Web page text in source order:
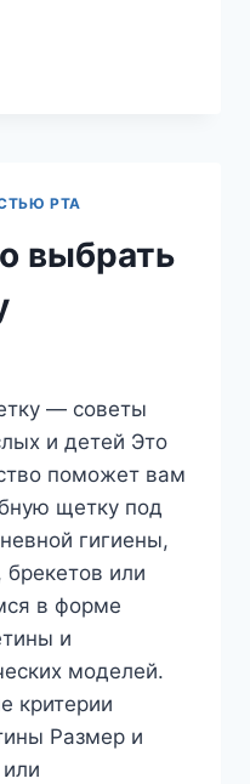
РТА
выбрать
— советы
и детей Это
поможет вам
щетку под
гигиены,
брекетов или
в форме
и
моделей.
критерии
Размер и